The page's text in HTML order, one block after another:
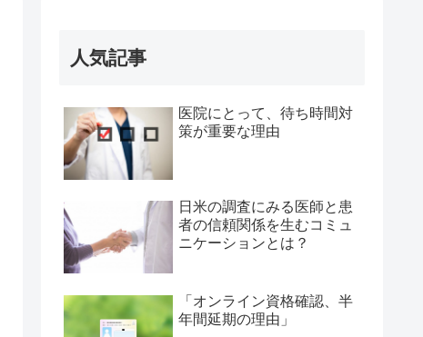
人気記事
医院にとって、待ち時間対
策が重要な理由
日米の調査にみる医師と患
者の信頼関係を生むコミュ
ニケーションとは？
「オンライン資格確認、半
年間延期の理由」